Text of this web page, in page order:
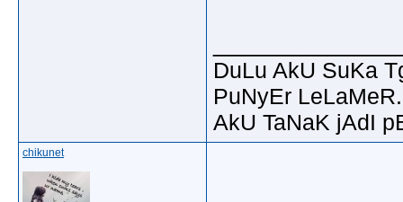
DuLu AkU SuKa
PuNyEr
AkU TaNaK jAdI
chikunet